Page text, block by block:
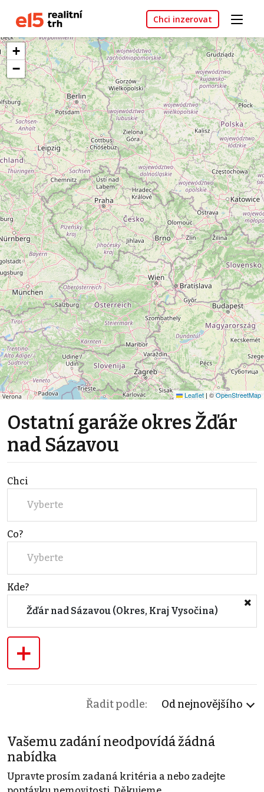
Chci inzerovat
+
−
Leaflet | ©OpenStreetMap
Ostatní garáže okres Žďár
nad Sázavou
Chci
Vyberte
Co?
Vyberte
Kde?
Žďár nad Sázavou (Okres, Kraj Vysočina)
+
Řadit podle: Od nejnovějšího
Vašemu zadání neodpovídá žádná
nabídka
Upravte prosím zadaná kritéria a nebo zadejte